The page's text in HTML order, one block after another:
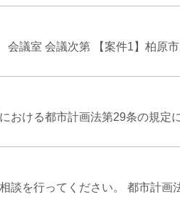
議室 会議次第 【案件1】柏原市
ける都市計画法第29条の規定
を行ってください。 都市計画